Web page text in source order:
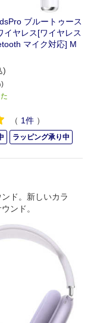
ブルートゥース
イヤレス[ワイヤレス
マイク対応] M
)
（ 1件 ）
ラッピング承り中
ド。新しいカラ
ンド。